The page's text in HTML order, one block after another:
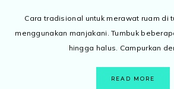
Cara tradisional untuk merawat ruam di
menggunakan manjakani. Tumbuk
hingga halus. Campurkan
READ MORE